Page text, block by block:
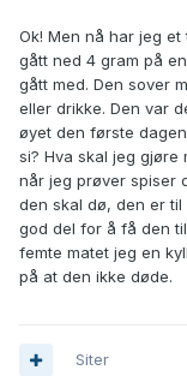
Ok! Men nå har jeg
gått ned 4 gram på
gått med. Den sover
eller drikke. Den var
øyet den første
si? Hva skal jeg gjøre
når jeg prøver spiser
den skal dø, den er
god del for å få den
femte matet jeg en
på at den ikke døde.
Siter